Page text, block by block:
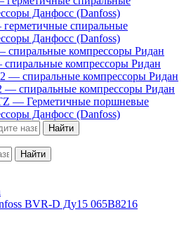
Данфосс (Danfoss)
спиральные
Данфосс (Danfoss)
спиральные компрессоры Ридан
компрессоры Ридан
— спиральные компрессоры Ридан
— спиральные компрессоры Ридан
— Герметичные поршневые
Данфосс (Danfoss)
Найти
Найти
BVR-D Ду15 065B8216